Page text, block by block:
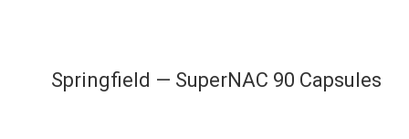
Springfield — SuperNAC 90 Capsules